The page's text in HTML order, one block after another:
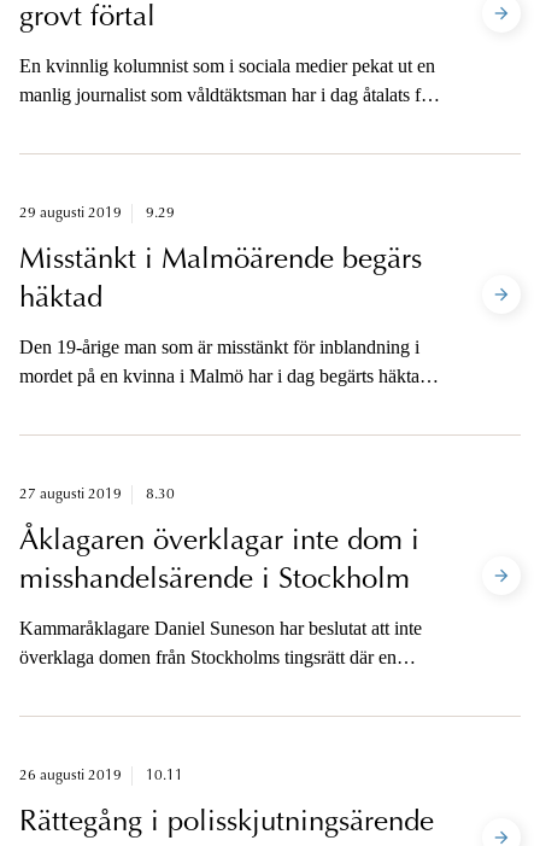
grovt förtal
En kvinnlig kolumnist som i sociala medier pekat ut en
manlig journalist som våldtäktsman har i dag åtalats för
29 augusti 2019 9.29
Misstänkt i Malmöärende begärs
häktad
Den 19-årige man som är misstänkt för inblandning i
mordet på en kvinna i Malmö har i dag begärts häktad
27 augusti 2019 8.30
Åklagaren överklagar inte dom i
misshandelsärende i Stockholm
Kammaråklagare Daniel Suneson har beslutat att inte
överklaga domen från Stockholms tingsrätt där en
till villkorlig dom för misshandel.
26 augusti 2019 10.11
Rättegång i polisskjutningsärende